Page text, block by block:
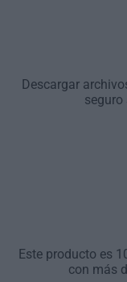
Descargar
seguro
Este producto es
con más